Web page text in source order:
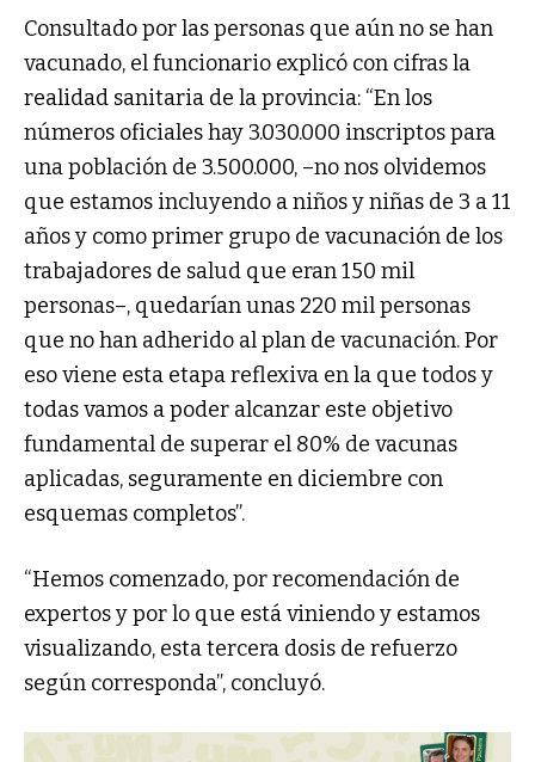
Consultado por las personas que aún no se han
vacunado, el funcionario explicó con cifras la
realidad sanitaria de la provincia: “En los
números oficiales hay 3.030.000 inscriptos para
una población de 3.500.000, –no nos olvidemos
que estamos incluyendo a niños y niñas de 3 a 11
años y como primer grupo de vacunación de los
trabajadores de salud que eran 150 mil
personas–, quedarían unas 220 mil personas
que no han adherido al plan de vacunación. Por
eso viene esta etapa reflexiva en la que todos y
todas vamos a poder alcanzar este objetivo
fundamental de superar el 80% de vacunas
aplicadas, seguramente en diciembre con
esquemas completos”.
“Hemos comenzado, por recomendación de
expertos y por lo que está viniendo y estamos
visualizando, esta tercera dosis de refuerzo
según corresponda”, concluyó.